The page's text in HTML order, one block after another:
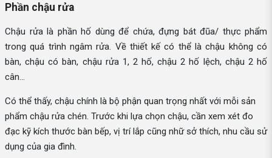
Phần chậu rửa
Chậu rửa là phần hố dùng để chứa, đựng bát đũa/ thực phẩm
trong quá trình ngâm rửa. Về thiết kế có thể là chậu không có
bàn, chậu có bàn, chậu rửa 1, 2 hố, chậu 2 hố lệch, chậu 2 hố
cân...
Có thể thấy, chậu chính là bộ phận quan trọng nhất với mỗi sản
phẩm chậu rửa chén. Trước khi lựa chọn chậu, cần xem xét đo
đạc kỹ kích thước bàn bếp, vị trí lắp cũng nhữ sở thích, nhu cầu sử
dụng của gia đình.